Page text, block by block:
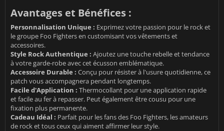
Avantages et Bénéfices :
Personnalisation Unique : Exprimez votre passion pour le rock et
le groupe Foo Fighters en customisant vos vêtements et
accessoires.
Style Rock Authentique : Ajoutez une touche rebelle et tendance
à votre garde-robe avec cet écusson emblématique.
Accessoire Durable : Conçu pour résister à l'usure quotidienne, ce
patch vous accompagnera pendant longtemps.
Facile d'Application : Thermocollant pour une application rapide
et facile au fer à repasser. Peut également être cousu pour une
fixation plus permanente.
Cadeau Idéal : Parfait pour les fans des Foo Fighters, les amateurs
de rock et tous ceux qui aiment affirmer leur style.